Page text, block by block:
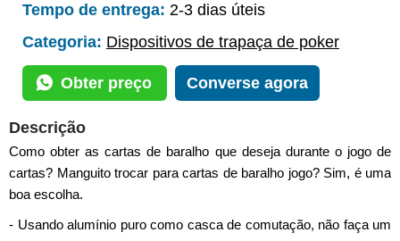
Tempo de entrega: 2-3 dias úteis
Categoria: Dispositivos de trapaça de poker
Obter preço Converse agora
Descrição
Como obter as cartas de baralho que deseja durante o jogo de
cartas? Manguito trocar para cartas de baralho jogo? Sim, é uma
boa escolha.
- Usando alumínio puro como casca de comutação, não faça um